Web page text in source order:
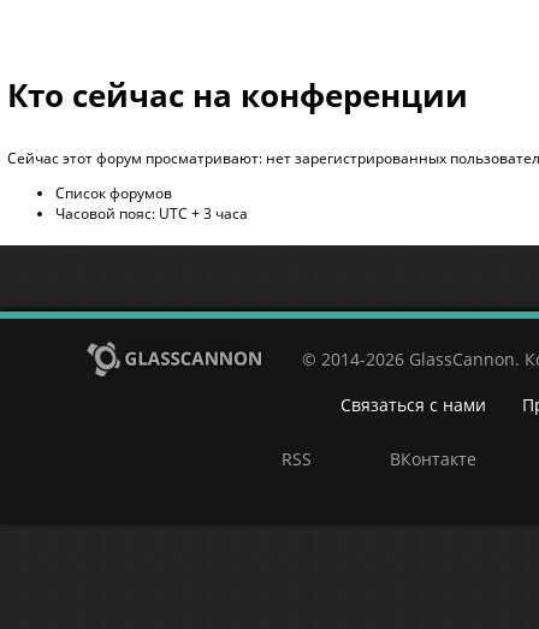
Кто сейчас на конференции
Сейчас этот форум просматривают: нет зарегистрированных
Список форумов
Часовой пояс: UTC + 3 часа
© 2014-2026 GlassCannon.
Связаться с нами
RSS ВКонтакте